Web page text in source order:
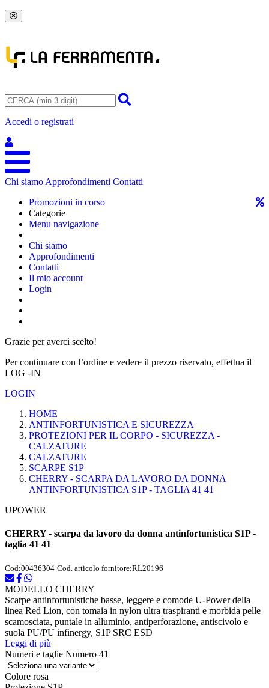
Accedi o registrati
Chi siamo Approfondimenti Contatti
Promozioni in corso
Categorie
Menu navigazione
Chi siamo
Approfondimenti
Contatti
Il mio account
Login
Grazie per averci scelto!
Per continuare con l’ordine e vedere il prezzo riservato, effettua il
LOG -IN
LOGIN
HOME
ANTINFORTUNISTICA E SICUREZZA
PROTEZIONI PER IL CORPO - SICUREZZA -
CALZATURE
CALZATURE
SCARPE S1P
CHERRY - SCARPA DA LAVORO DA DONNA
ANTINFORTUNISTICA S1P - TAGLIA 41 41
UPOWER
CHERRY - scarpa da lavoro da donna antinfortunistica S1P -
taglia 41 41
Cod:00436304 Cod. articolo fornitore:RL20196
MODELLO CHERRY
Scarpe antinfortunistiche basse, leggere e comode U-Power della
linea Red Lion, con tomaia in nylon ultra traspiranti e morbida pelle
scamosciata, puntale in alluminio, antiperforazione, antiscivolo e
suola PU/PU infinergy, S1P SRC ESD
Leggi di più
Numeri e taglie Numero 41
Colore rosa